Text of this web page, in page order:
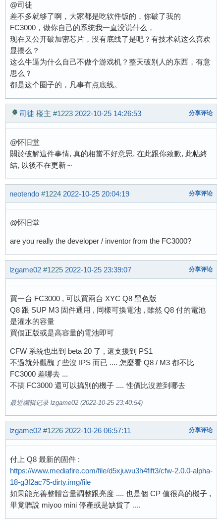
@司徒
差不多就够了啊，大家都是吃软件饭的，你破了我的
FC3000，做你自己的系统我一直没说什么，
现在又公开破加密芯片，没有底线了是吧？有技术就这么喜欢
显摆么？
这么牛逼为什么自己不做个游戏机？整天破别人的东西，有意
思么？
都是这个圈子的，凡事有点底线。
司徒 楼主 #1223 2022-10-25 14:26:53 分享评论
@怀旧堂
關於破解這件事情, 真的相當不好意思, 在此跟你致歉, 此帖終
結, 以後不在更新～
neotendo #1224 2022-10-25 20:04:19 分享评论
@怀旧堂
are you really the developer / inventor from the FC3000?
lzgame02 #1225 2022-10-25 23:39:07 分享评论
買一台 FC3000 , 可以買兩台 XYC Q8 黑色版
Q8 跟 SUP M3 固件通用 , 同樣可換電池 , 雖然 Q8 付的電池
是灌水的容量
買個正版或是高容量的電池即可
CFW 系統也出到 beta 20 了 , 還支援到 PS1
不過就外觀醜了些沒 IPS 而已 .... 怎麼看 Q8 / M3 都不比
FC3000 差哪去 ...
不搞 FC3000 還可以搞別的機子 .... 性價比沒差到哪去
最近编辑记录 lzgame02 (2022-10-25 23:40:54)
lzgame02 #1226 2022-10-26 06:57:11 分享评论
付上 Q8 最新的固件 :
https://www.mediafire.com/file/d5xjuwu3h4fift3/cfw-2.0.0-alpha-
18-g3f2ac75-dirty.img/file
如果能完善整體音量調整跟亮度 .... 也是個 CP 值很高的機子 ,
畢竟聽說 miyoo mini 停產或是缺貨了 ....